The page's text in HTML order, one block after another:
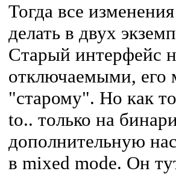
Тогда все
делать в двух
Старый интерфейс
отключаемыми, его
"старому". Но как
to.. только на
дополнительную
в mixed mode. Он